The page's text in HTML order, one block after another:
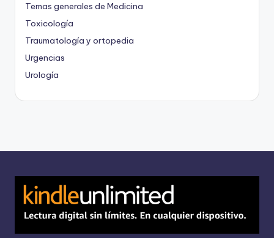
Temas generales de Medicina
Toxicología
Traumatología y ortopedia
Urgencias
Urología